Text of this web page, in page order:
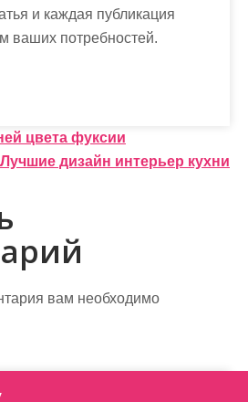
и каждая публикация
ваших потребностей.
цвета фуксии
Лучшие дизайн интерьер кухни
вам необходимо